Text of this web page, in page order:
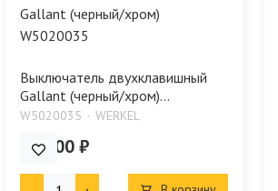
Выключатель двухклавишный
Gallant (черный/хром)...
W5020035 WERKEL
806.00 ₽